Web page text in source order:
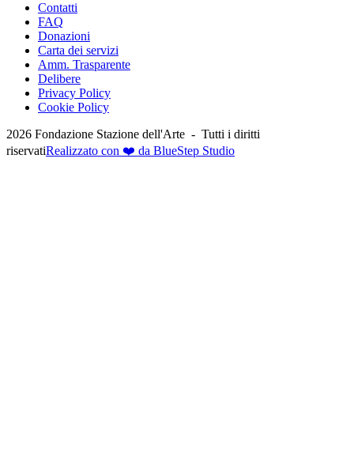
Contatti
FAQ
Donazioni
Carta dei servizi
Amm. Trasparente
Delibere
Privacy Policy
Cookie Policy
2026 Fondazione Stazione dell'Arte - Tutti i diritti
riservatiRealizzato con ❤️ da BlueStep Studio